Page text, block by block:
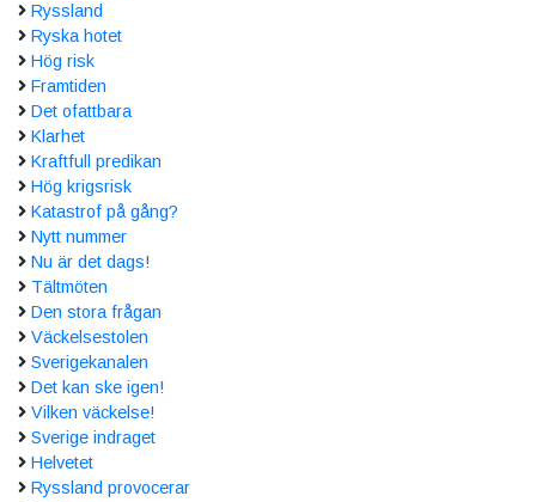
Ryssland
Ryska hotet
Hög risk
Framtiden
Det ofattbara
Klarhet
Kraftfull predikan
Hög krigsrisk
Katastrof på gång?
Nytt nummer
Nu är det dags!
Tältmöten
Den stora frågan
Väckelsestolen
Sverigekanalen
Det kan ske igen!
Vilken väckelse!
Sverige indraget
Helvetet
Ryssland provocerar